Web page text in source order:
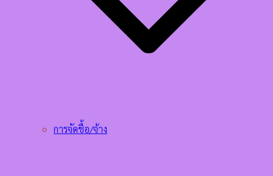
การจัดชื้อ/จ้าง